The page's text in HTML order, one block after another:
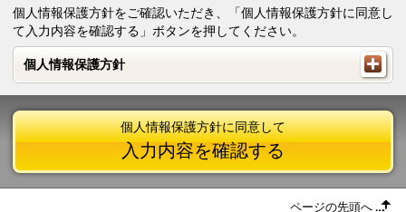
個人情報保護方針をご確認いただき、「個人情報保護方針に同意し
て入力内容を確認する」ボタンを押してください。
個人情報保護方針
個人情報保護方針
個人情報保護方針に同意して
入力内容を確認する
ページの先頭へ